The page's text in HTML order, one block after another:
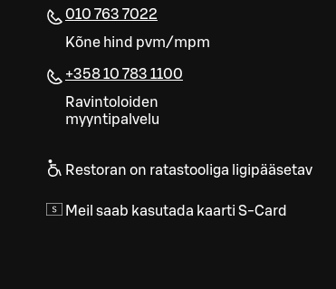
010 763 7022
Kõne hind pvm/mpm
+358 10 783 1100
Ravintoloiden
myyntipalvelu
Restoran on ratastooliga ligipääsetav
Meil saab kasutada kaarti S-Card